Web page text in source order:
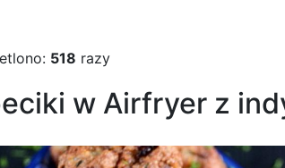
518 razy
w Airfryer z